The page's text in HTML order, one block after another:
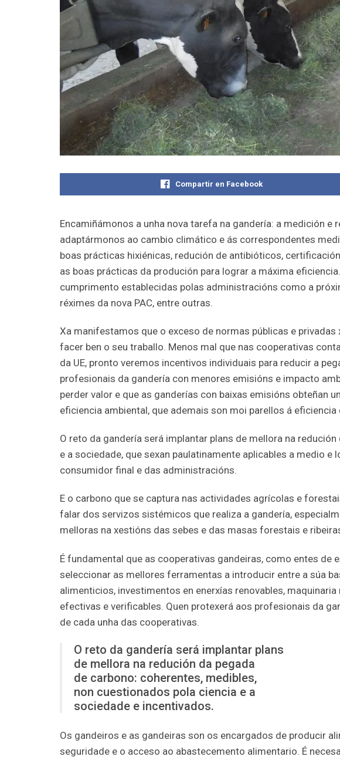
Compartir en Facebook
Encamiñámonos a unha nova tarefa na gandería: a medición
adaptármonos ao cambio climático e ás correspondentes
boas prácticas hixiénicas, redución de antibióticos,
as boas prácticas da produción para lograr a máxima
cumprimento establecidas polas administracións como a
réximes da nova PAC, entre outras.
Xa manifestamos que o exceso de normas públicas e
facer ben o seu traballo. Menos mal que nas cooperativas
da UE, pronto veremos incentivos individuais para reducir a
profesionais da gandería con menores emisións e impacto
perder valor e que as ganderías con baixas emisións obteñan
eficiencia ambiental, que ademais son moi parellos á
O reto da gandería será implantar plans de mellora na
e a sociedade, que sexan paulatinamente aplicables a medio
consumidor final e das administracións.
E o carbono que se captura nas actividades agrícolas e
falar dos servizos sistémicos que realiza a gandería,
melloras na xestións das sebes e das masas forestais e
É fundamental que as cooperativas gandeiras, como entes
seleccionar as mellores ferramentas a introducir entre a súa
alimenticios, investimentos en enerxías renovables,
efectivas e verificables. Quen protexerá aos profesionais da
de cada unha das cooperativas.
O reto da gandería será implantar plans
de mellora na redución da pegada
de carbono: coherentes, medibles,
non cuestionados pola ciencia e a
sociedade e incentivados.
Os gandeiros e as gandeiras son os encargados de producir
seguridade e o acceso ao abastecemento alimentario. É